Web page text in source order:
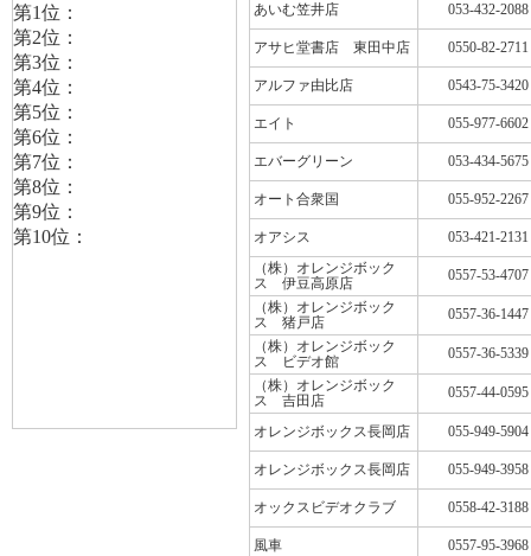
あいむ笠井店 053-432-2088
アサヒ堂書店 東田中店 0550-82-2711
アルファ由比店 0543-75-3420
エイト 055-977-6602
エバーグリーン 053-434-5675
オート合衆国 055-952-2267
オアシス
053-421-2131
（株）オレンジボック
ス 伊豆高原店
0557-53-4707
（株）オレンジボック
ス 猪戸店
0557-36-1447
（株）オレンジボック
ス ビデオ館
0557-36-5339
（株）オレンジボック
ス 吉田店
0557-44-0595
オレンジボックス長岡店 055-949-5904
オレンジボックス長岡店 055-949-3958
オックスビデオクラブ 0558-42-3188
風車 0557-95-3968